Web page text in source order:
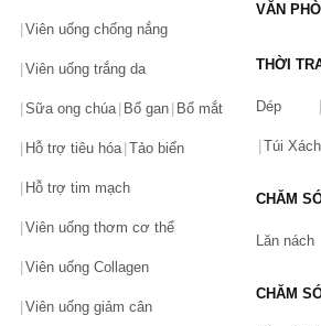
Viên uống chống nắng
Viên uống trắng da
Sữa ong chúa Bổ gan Bổ mắt
Hỗ trợ tiêu hóa Tảo biển
Hỗ trợ tim mạch
Viên uống thơm cơ thể
Viên uống Collagen
Viên uống giảm cân
VĂN
THỜI
Dép
Túi Xách
CHĂM
Lăn nách
CHĂM